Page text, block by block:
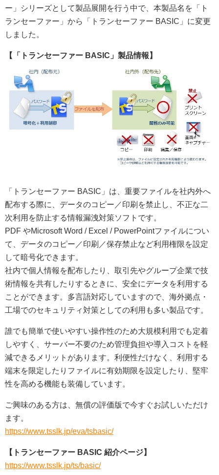
ー」シリーズとして製品展開を行う中で、本製品名を「ト
ランセーファー」から「トランセーファー BASIC」に変更
しました。
【「トランセーファー BASIC」製品情報】
「トランセーファー BASIC」は、重要ファイルを社内外へ
配布する際に、データのコピー／印刷を禁止し、不正な二
次利用を防止する情報漏洩対策ソフトです。
PDF やMicrosoft Word / Excel / PowerPointファイルについ
て、データのコピー／印刷／保存禁止など利用権限を設定
して暗号化できます。
社内で個人情報を配布したり、取引先やグループ企業で技
術情報を共有したりするときに、安全にデータを利用する
ことができます。多言語対応していますので、海外拠点・
工場でのセキュリティ対策としての利用も多い製品です。
誰でも簡単で使いやすい操作性のため大規模利用でも定着
しやすく、サーバー不要のため管理負担や導入コストを軽
減できるメリットがあります。利便性だけなく、利用する
端末を限定したりファイルに有効期限を設定したり、堅牢
性を高める機能も装備しています。
ご興味のある方は、無償の評価版で今すぐお試しいただけ
ます。
https://www.tsslk.jp/eva/tsbasic/
【トランセーファー BASIC 紹介ページ】
https://www.tsslk.jp/ts/basic/